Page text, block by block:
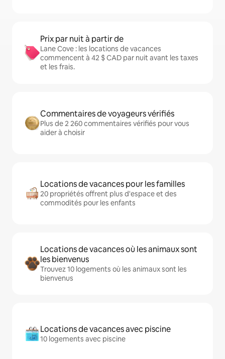
Prix par nuit à partir de
Lane Cove : les locations de vacances
commencent à 42 $ CAD par nuit avant les taxes
et les frais.
Commentaires de voyageurs vérifiés
Plus de 2 260 commentaires vérifiés pour vous
aider à choisir
Locations de vacances pour les familles
20 propriétés offrent plus d'espace et des
commodités pour les enfants
Locations de vacances où les animaux sont
les bienvenus
Trouvez 10 logements où les animaux sont les
bienvenus
Locations de vacances avec piscine
10 logements avec piscine